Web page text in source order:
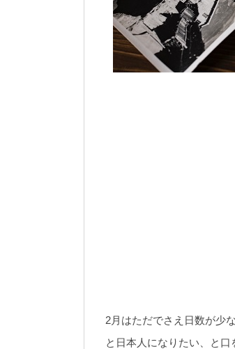
2月はただでさえ日数が少
と日本人になりたい、と口